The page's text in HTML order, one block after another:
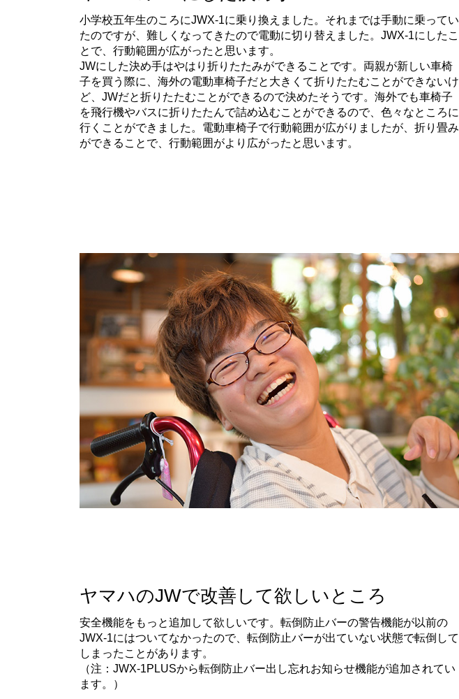
小学校五年生のころにJWX-1に乗り換えました。それまでは手動に乗ってい
たのですが、難しくなってきたので電動に切り替えました。JWX-1にしたこ
とで、行動範囲が広がったと思います。
JWにした決め手はやはり折りたたみができることです。両親が新しい車椅
子を買う際に、海外の電動車椅子だと大きくて折りたたむことができないけ
ど、JWだと折りたたむことができるので決めたそうです。海外でも車椅子
を飛行機やバスに折りたたんで詰め込むことができるので、色々なところに
行くことができました。電動車椅子で行動範囲が広がりましたが、折り畳み
ができることで、行動範囲がより広がったと思います。
ヤマハのJWで改善して欲しいところ
安全機能をもっと追加して欲しいです。転倒防止バーの警告機能が以前の
JWX-1にはついてなかったので、転倒防止バーが出ていない状態で転倒して
しまったことがあります。
（注：JWX-1PLUSから転倒防止バー出し忘れお知らせ機能が追加されてい
ます。）